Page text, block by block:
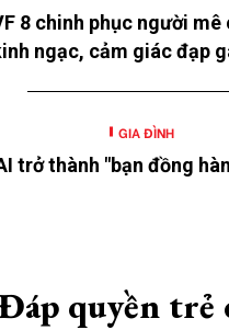
8 chinh phục người
ngạc, cảm giác đạp
GIA ĐÌNH
trở thành "bạn đồng
quyền trẻ